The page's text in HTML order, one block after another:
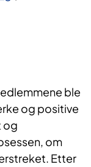
ble
og positive
og
om
Etter